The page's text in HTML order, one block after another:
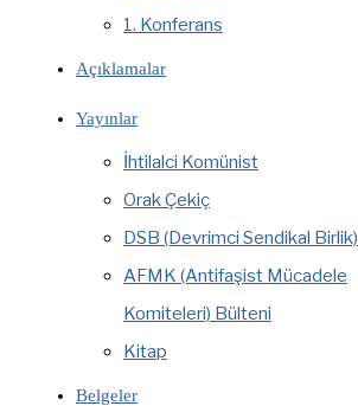
1. Konferans
Açıklamalar
Yayınlar
İhtilalci Komünist
Orak Çekiç
DSB (Devrimci Sendikal Birlik)
AFMK (Antifaşist Mücadele
Komiteleri) Bülteni
Kitap
Belgeler